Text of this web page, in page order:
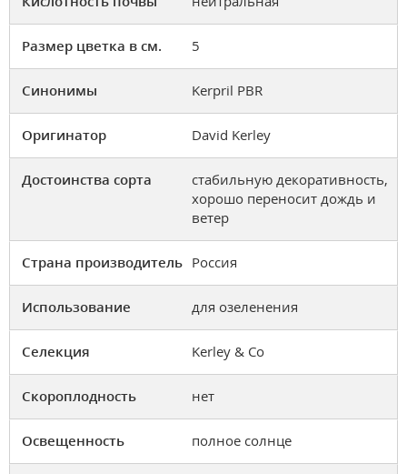
Размер цветка в см. 5
Синонимы Kerpril PBR
Оригинатор David Kerley
Достоинства сорта
стабильную декоративность,
хорошо переносит дождь и
ветер
Страна производитель Россия
Использование для озеленения
Селекция Kerley & Co
Скороплодность нет
Освещенность полное солнце